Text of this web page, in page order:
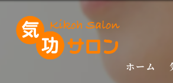
ホーム